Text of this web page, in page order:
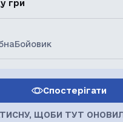
гри
Бойовик
Спостерігати
ЩОБИ ТУТ